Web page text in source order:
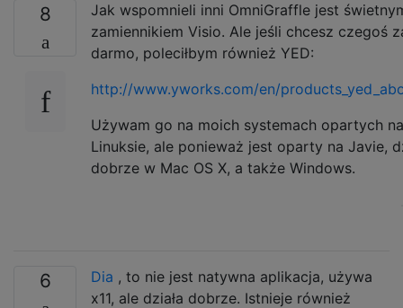
8
Jak wspomnieli inni OmniGraffle jest
zamiennikiem Visio. Ale jeśli chcesz czegoś
darmo, poleciłbym również YED:
http://www.yworks.com/en/
Używam go na moich systemach opartych na
Linuksie, ale ponieważ jest oparty na Javie,
dobrze w Mac OS X, a także Windows.
6 Dia , to nie jest natywna aplikacja, używa
x11, ale działa dobrze. Istnieje również